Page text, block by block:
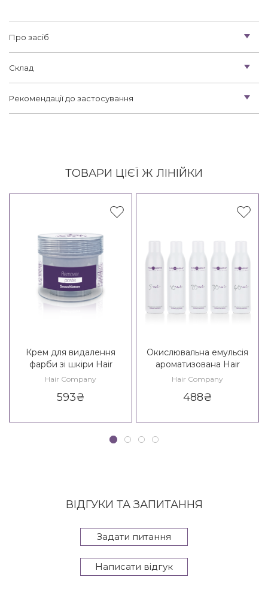
Про засіб
Склад
Рекомендації до застосування
ТОВАРИ ЦІЄЇ Ж ЛІНІЙКИ
Крем для видалення
фарби зі шкіри Hair
Company Hair Natural Light
Hair Company
593₴
Окислювальна емульсія
ароматизована Hair
Company Inimitable Color
Hair Company
488₴
ВІДГУКИ ТА ЗАПИТАННЯ
Задати питання
Написати відгук